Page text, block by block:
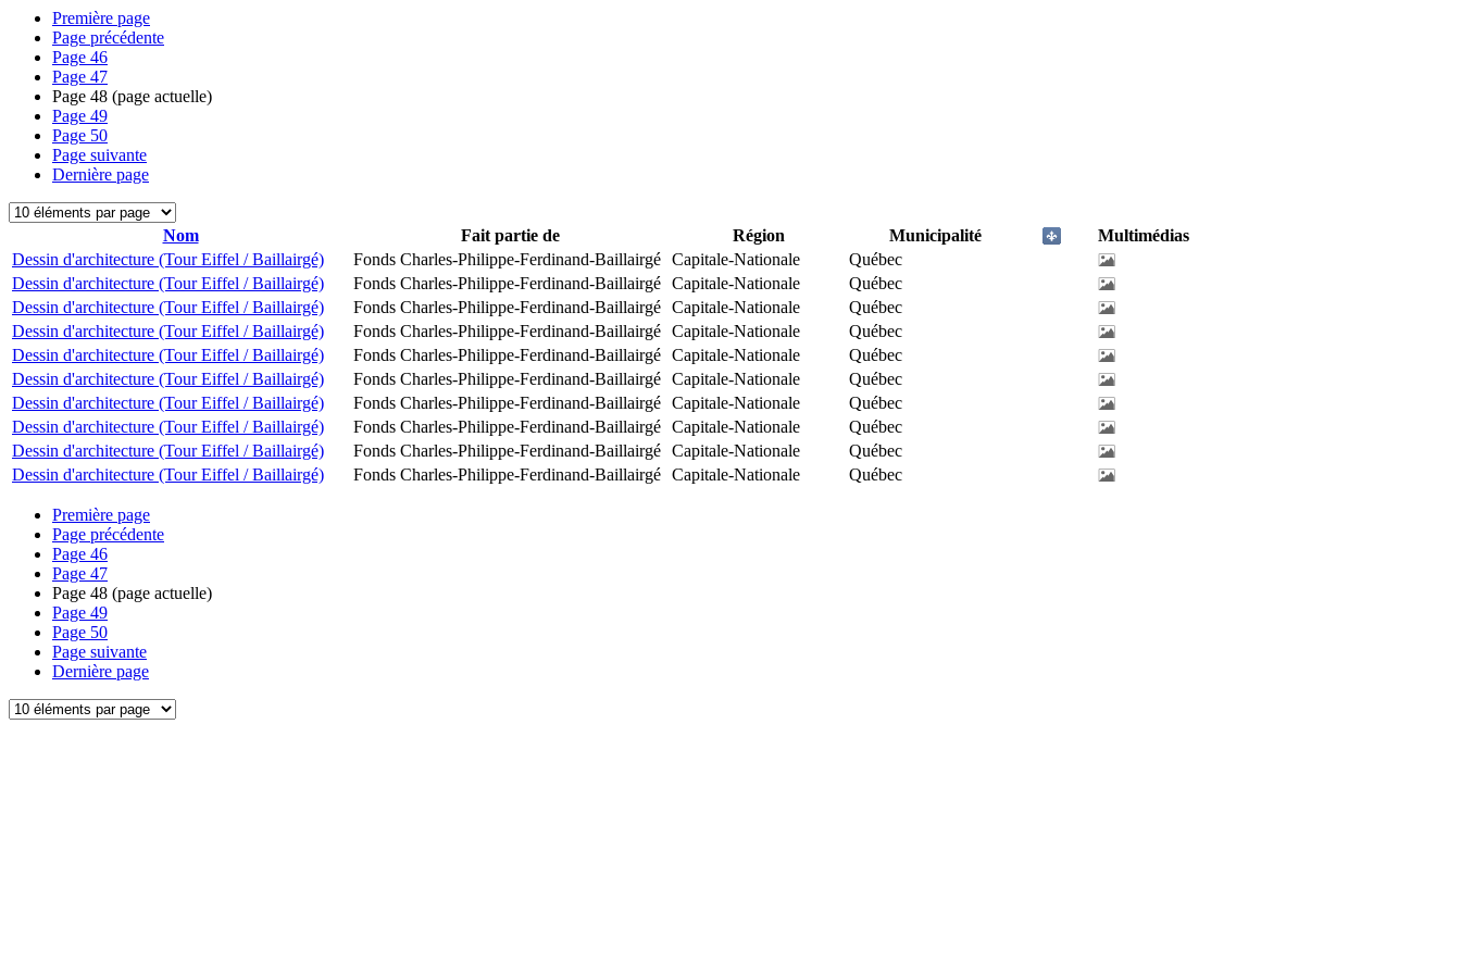
Première page
Page précédente
Page 46
Page 47
Page 48 (page actuelle)
Page 49
Page 50
Page suivante
Dernière page
Nom Fait partie de Région Municipalité
Multimédias
Dessin d'architecture (Tour Eiffel / Baillairgé)
Fonds Charles-Philippe-Ferdinand-Baillairgé Capitale-Nationale
Québec
Dessin d'architecture (Tour Eiffel / Baillairgé)
Fonds Charles-Philippe-Ferdinand-Baillairgé Capitale-Nationale
Québec
Dessin d'architecture (Tour Eiffel / Baillairgé)
Fonds Charles-Philippe-Ferdinand-Baillairgé Capitale-Nationale
Québec
Dessin d'architecture (Tour Eiffel / Baillairgé)
Fonds Charles-Philippe-Ferdinand-Baillairgé Capitale-Nationale
Québec
Dessin d'architecture (Tour Eiffel / Baillairgé)
Fonds Charles-Philippe-Ferdinand-Baillairgé Capitale-Nationale
Québec
Dessin d'architecture (Tour Eiffel / Baillairgé)
Fonds Charles-Philippe-Ferdinand-Baillairgé Capitale-Nationale
Québec
Dessin d'architecture (Tour Eiffel / Baillairgé)
Fonds Charles-Philippe-Ferdinand-Baillairgé Capitale-Nationale
Québec
Dessin d'architecture (Tour Eiffel / Baillairgé)
Fonds Charles-Philippe-Ferdinand-Baillairgé Capitale-Nationale
Québec
Dessin d'architecture (Tour Eiffel / Baillairgé)
Fonds Charles-Philippe-Ferdinand-Baillairgé Capitale-Nationale
Québec
Dessin d'architecture (Tour Eiffel / Baillairgé)
Fonds Charles-Philippe-Ferdinand-Baillairgé Capitale-Nationale Québec
Première page
Page précédente
Page 46
Page 47
Page 48 (page actuelle)
Page 49
Page 50
Page suivante
Dernière page